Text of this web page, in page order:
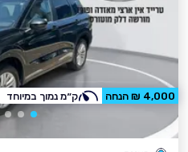
4,000 ₪ הנחה ק״מ נמוך במיוחד